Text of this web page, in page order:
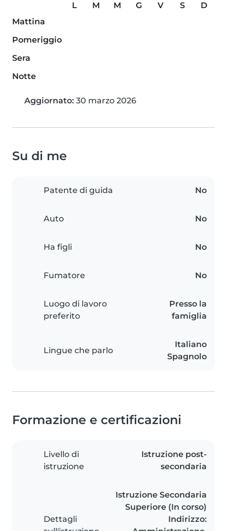
L M M G V S
D
Mattina
Pomeriggio
Sera
Notte
Aggiornato: 30 marzo 2026
Su di me
Patente di guida No
Auto No
Ha figli No
Fumatore No
Luogo di lavoro
preferito
Presso la
famiglia
Lingue che parlo
Italiano
Spagnolo
Formazione e certificazioni
Livello di
istruzione
Istruzione post-
secondaria
Dettagli
Istruzione Secondaria
Superiore (In corso)
Indirizzo: